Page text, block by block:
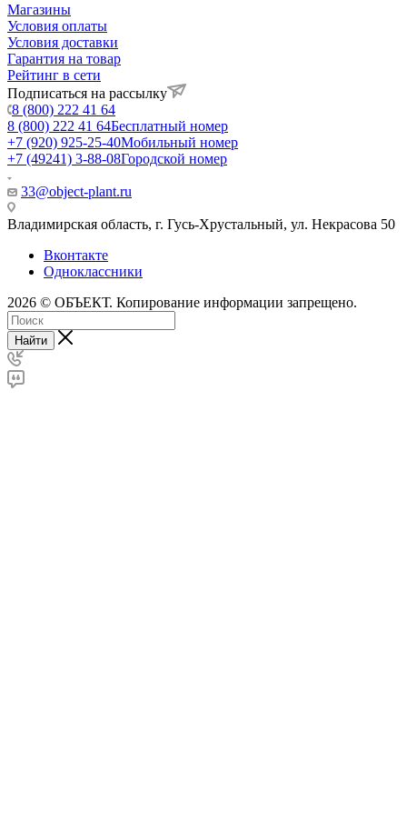
Магазины
Условия оплаты
Условия доставки
Гарантия на товар
Рейтинг в сети
Подписаться на рассылку
8 (800) 222 41 64
8 (800) 222 41 64Бесплатный номер
+7 (920) 925-25-40Мобильный номер
+7 (49241) 3-88-08Городской номер
33@object-plant.ru
Владимирская область, г. Гусь-Хрустальный, ул. Некрасова 50
Вконтакте
Одноклассники
2026 © ОБЪЕКТ. Копирование информации запрещено.
Найти